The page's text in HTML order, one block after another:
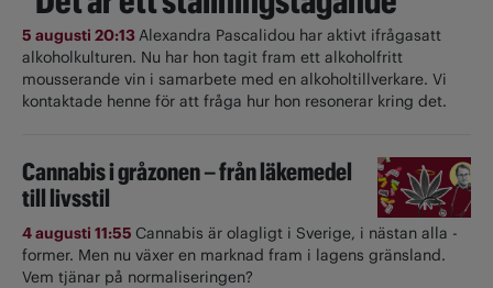
5 augusti 20:13Alexandra Pascalidou har aktivt ifrågasatt
alkoholkulturen. Nu har hon tagit fram ett alkoholfritt
mousserande vin i samarbete med en alkoholtillverkare. Vi
kontaktade henne för att fråga hur hon resonerar kring det.
Cannabis i gråzonen – från läkemedel
till livsstil
4 augusti 11:55 Cannabis är olagligt i ­Sverige, i nästan alla ­
former. Men nu växer en marknad fram i lagens gränsland.
Vem tjänar på normaliseringen?